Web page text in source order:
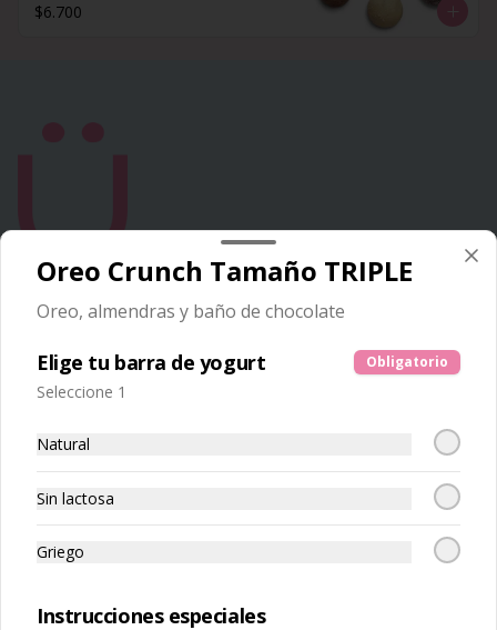
$6.700
Conócenos
Franquicias
Encuéntranos
Política de privacidad
Redes sociales
Instagram
Oreo Crunch Tamaño TRIPLE
Oreo, almendras y baño de chocolate
Elige tu barra de yogurt Obligatorio
Seleccione 1
Natural
Sin lactosa
Griego
Instrucciones especiales